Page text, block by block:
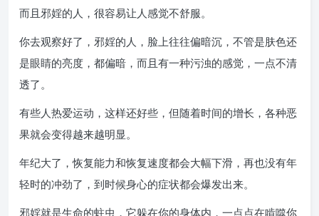
而且邪婬的人，很容易让人感觉不舒服。
你去观察好了，邪婬的人，脸上往往偏暗沉，不管是肤色还
是眼睛的亮度，都偏暗，而且有一种污浊的感觉，一点不清
透了。
有些人热爱运动，这样还好些，但随着时间的增长，各种恶
果就会变得越来越明显。
年纪大了，恢复能力和恢复速度都会大幅下滑，再也没有年
轻时的冲劲了，到时候身心的症状都会爆发出来。
邪婬就是生命的蛀虫，它躲在你的身体内，一点点在啃噬你